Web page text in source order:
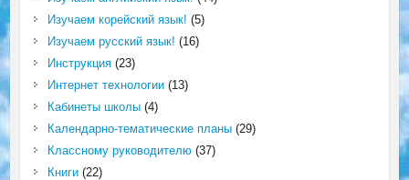
Изучаем корейский язык! (5)
Изучаем русский язык! (16)
Инструкция(23)
Интернет технологии(13)
Кабинеты школы(4)
Календарно-тематические планы(29)
Классному руководителю(37)
Книги(22)